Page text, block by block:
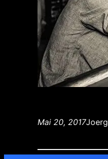
Mai 20, 2017Joerg